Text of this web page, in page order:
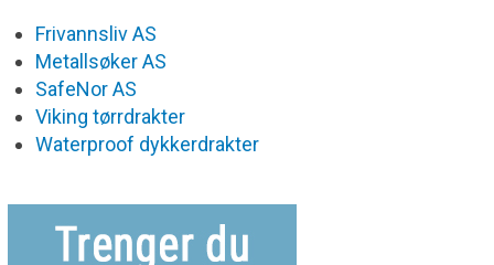
Frivannsliv AS
Metallsøker AS
SafeNor AS
Viking tørrdrakter
Waterproof dykkerdrakter